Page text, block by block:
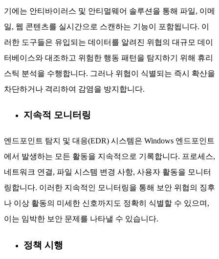
기에는 안티바이러스 및 안티멀웨어 솔루션을 통해 파일, 이메
일, 웹 콘텐츠를 실시간으로 스캔하는 기능이 포함됩니다. 이
러한 도구들은 유입되는 데이터를 알려진 위협의 대규모 데이
터베이스와 대조하고 위험한 행동 패턴을 탐지하기 위해 휴리
스틱 분석을 수행합니다. 그러나 위협이 식별되는 즉시 확산을
차단하거나 격리하여 감염을 방지합니다.
지속적 모니터링
엔드포인트 탐지 및 대응(EDR) 시스템은 Windows 엔드포인트
에서 발생하는 모든 활동을 지속적으로 기록합니다. 프로세스,
네트워크 연결, 파일 시스템 변경 사항, 사용자 활동을 모니터
링합니다. 이러한 지속적인 모니터링을 통해 보안 위협의 징후
나 이상 활동의 미세한 신호까지도 정확히 식별할 수 있으며,
이는 임박한 보안 문제를 나타낼 수 있습니다.
정책 시행